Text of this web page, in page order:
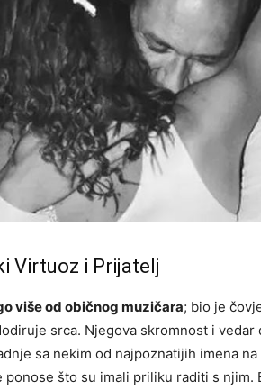
Virtuoz i Prijatelj
više od običnog muzičara; bio je
srca. Njegova skromnost i
sa nekim od najpoznatijih imena
ponose što su imali priliku raditi s njim.